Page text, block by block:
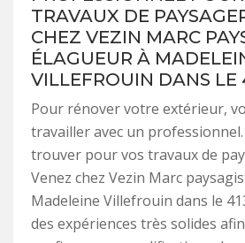
TRAVAUX DE
CHEZ VEZIN MARC
ÉLAGUEUR À
VILLEFROUIN DANS LE
Pour rénover votre extérieur,
travailler avec un
trouver pour vos travaux de
Venez chez Vezin Marc
Madeleine Villefrouin dans le
des expériences très solides